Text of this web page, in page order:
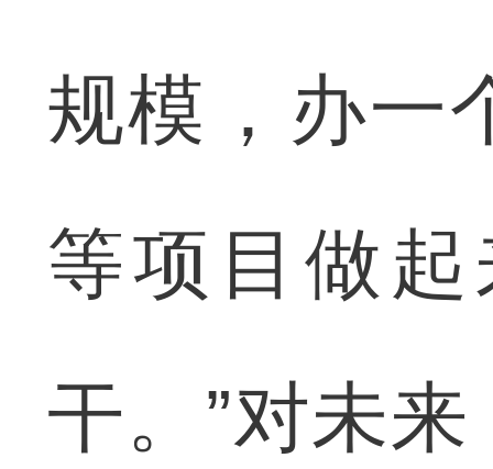
规模，办一
等项目做
干。”对未